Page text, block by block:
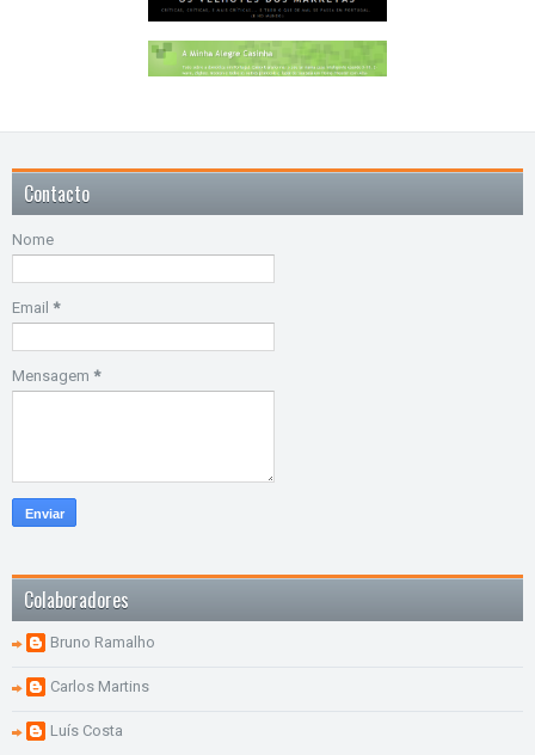
Contacto
Nome
Email *
Mensagem *
Colaboradores
Bruno Ramalho
Carlos Martins
Luís Costa